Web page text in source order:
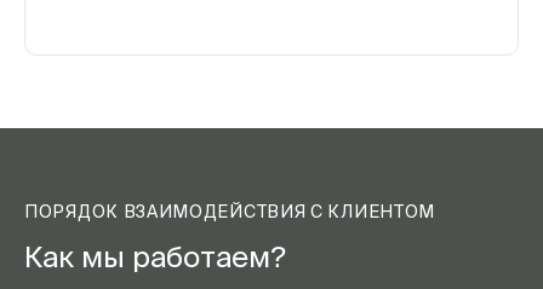
ПОРЯДОК ВЗАИМОДЕЙСТВИЯ С КЛИЕНТОМ
Как мы работаем?